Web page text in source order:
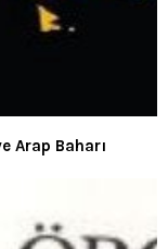
Arap Baharı